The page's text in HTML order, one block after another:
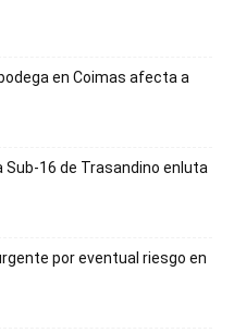
en Coimas afecta a
16 de Trasandino enluta
por eventual riesgo en